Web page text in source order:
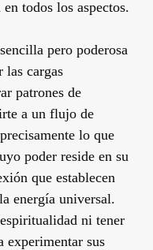
todos los aspectos.
pero poderosa
las cargas
patrones de
a un flujo de
lo que
poder reside en su
que establecen
energía universal.
ni tener
experimentar sus